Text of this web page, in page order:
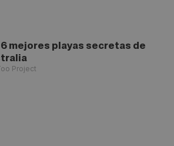
6 mejores playas secretas de
Project